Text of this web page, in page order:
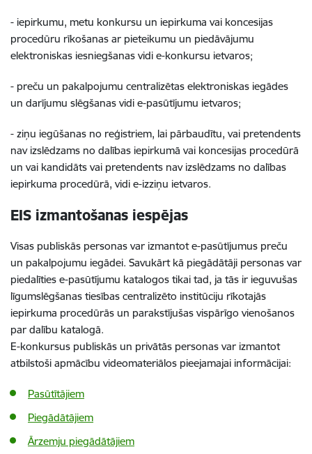
- iepirkumu, metu konkursu un iepirkuma vai koncesijas
procedūru rīkošanas ar pieteikumu un piedāvājumu
elektroniskas iesniegšanas vidi e-konkursu ietvaros;
- preču un pakalpojumu centralizētas elektroniskas iegādes
un darījumu slēgšanas vidi e-pasūtījumu ietvaros;
- ziņu iegūšanas no reģistriem, lai pārbaudītu, vai pretendents
nav izslēdzams no dalības iepirkumā vai koncesijas procedūrā
un vai kandidāts vai pretendents nav izslēdzams no dalības
iepirkuma procedūrā, vidi e-izziņu ietvaros.
EIS izmantošanas iespējas
Visas publiskās personas var izmantot e-pasūtījumus preču
un pakalpojumu iegādei. Savukārt kā piegādātāji personas var
piedalīties e-pasūtījumu katalogos tikai tad, ja tās ir ieguvušas
līgumslēgšanas tiesības centralizēto institūciju rīkotajās
iepirkuma procedūrās un parakstījušas vispārīgo vienošanos
par dalību katalogā.
E-konkursus publiskās un privātās personas var izmantot
atbilstoši apmācību videomateriālos pieejamajai informācijai:
Pasūtītājiem
Piegādātājiem
Ārzemju piegādātājiem